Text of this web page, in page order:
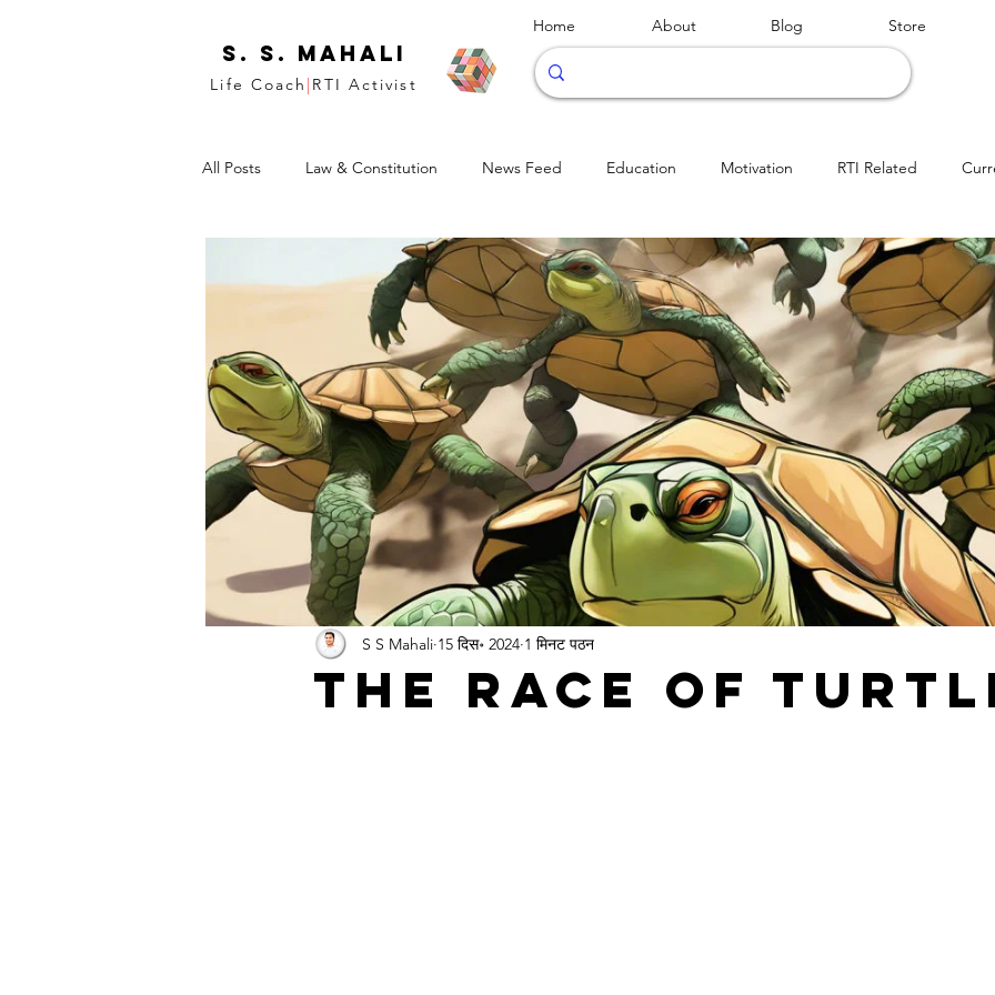
S. S. Mahali
Life Coach | RTI Activist
Home About Blog Store
All Posts Law & Constitution News Feed Education Motivation RTI Related
The Race of
S S Mahali 15 दिस॰ 2024 1 मिनट पठन